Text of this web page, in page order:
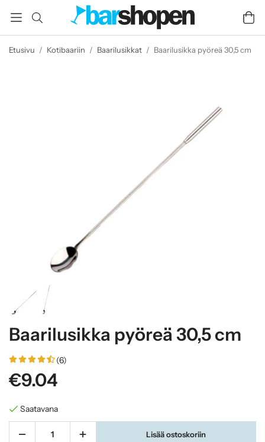
Etusivu / Kotibaariin / Baarilusikkat / Baarilusikka pyöreä 30,5 cm
Baarilusikka pyöreä 30,5 cm
(6)
€9.04
Saatavana
Lisää ostoskoriin